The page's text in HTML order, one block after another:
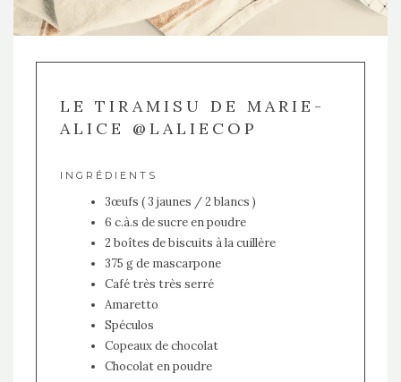
LE TIRAMISU DE MARIE-
ALICE @LALIECOP
INGRÉDIENTS
3œufs ( 3 jaunes / 2 blancs )
6 c.à.s de sucre en poudre
2 boîtes de biscuits à la cuillère
375 g de mascarpone
Café très très serré
Amaretto
Spéculos
Copeaux de chocolat
Chocolat en poudre